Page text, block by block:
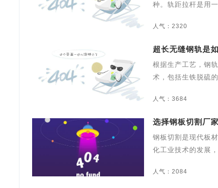
种。轨距拉杆是用
人气：2320
超长无缝钢轨是
根据生产工艺，钢
术，包括生铁脱硫
人气：3684
选择钢板切割厂
钢板切割是现代板
化工业技术的发展
人气：2084